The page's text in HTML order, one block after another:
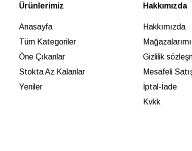
Ürünlerimiz
Anasayfa
Tüm Kategoriler
Öne Çıkanlar
Stokta Az Kalanlar
Yeniler
Hakkımızda
Hakkımızda
Gizlilik
Mesafeli
İptal-İade
Kvkk